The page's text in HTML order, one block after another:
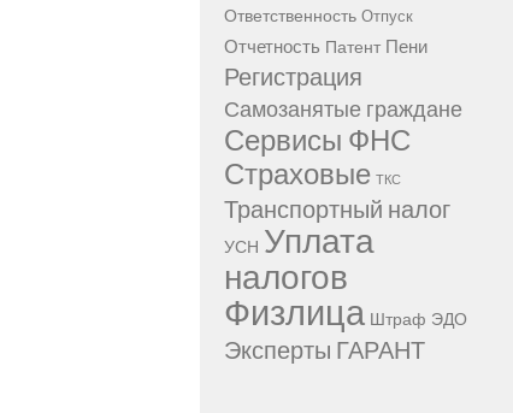
Ответственность Отпуск
Отчетность Патент Пени
Регистрация
Самозанятые граждане
Сервисы ФНС
Страховые ТКС
Транспортный налог
УСН Уплата
налогов
Физлица Штраф ЭДО
Эксперты ГАРАНТ